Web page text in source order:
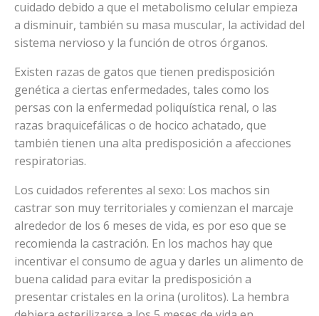
cuidado debido a que el metabolismo celular empieza
a disminuir, también su masa muscular, la actividad del
sistema nervioso y la función de otros órganos.
Existen razas de gatos que tienen predisposición
genética a ciertas enfermedades, tales como los
persas con la enfermedad poliquística renal, o las
razas braquicefálicas o de hocico achatado, que
también tienen una alta predisposición a afecciones
respiratorias.
Los cuidados referentes al sexo: Los machos sin
castrar son muy territoriales y comienzan el marcaje
alrededor de los 6 meses de vida, es por eso que se
recomienda la castración. En los machos hay que
incentivar el consumo de agua y darles un alimento de
buena calidad para evitar la predisposición a
presentar cristales en la orina (urolitos). La hembra